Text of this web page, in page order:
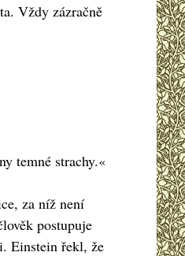
Vždy zázračně
temné strachy.«
za níž není
postupuje
Einstein řekl, že